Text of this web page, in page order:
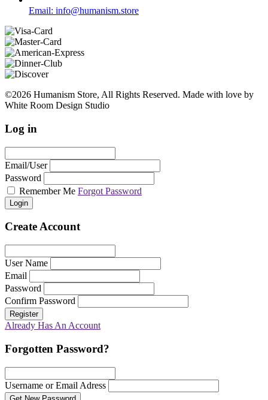
Email: info@humanism.store
©2026 Humanism Store, All Rights Reserved. Made with love by
White Room Design Studio
Log in
Email/User
Password
Remember Me Forgot Password
Login
Create Account
User Name
Email
Password
Confirm Password
Register
Already Has An Account
Forgotten Password?
Username or Email Adress